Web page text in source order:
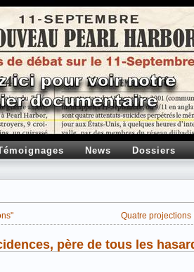
News Dossiers
Quatre projections
père de tous les